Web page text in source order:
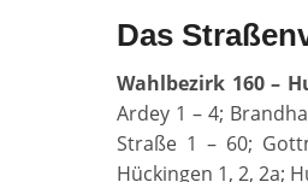
Das
Wahlbezirk 160 –
Ardey 1 – 4;
Straße 1 – 60;
Hückingen 1, 2, 2a;